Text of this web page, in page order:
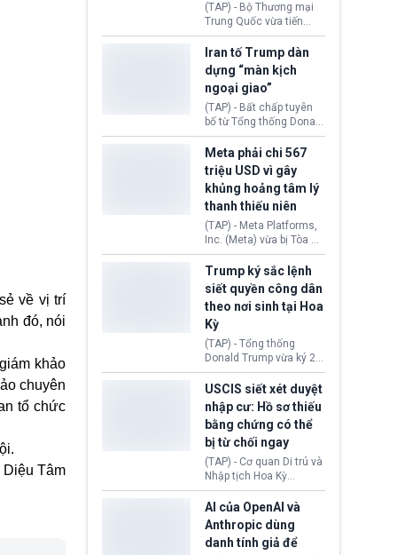
về vị trí
đó, nói
khảo
chuyên
tổ chức
Diệu Tâm
(TAP) - Bộ Thương mại
Trung Quốc vừa tiến
hành áp đặt lệnh trừng
phạt lên hàng loạt thực
thể và siết chặt kiểm
soát xuất khẩu máy bay
không người lái (UAV)
sang Hoa Kỳ. Động thái
này nhằm đáp trả các
biện pháp hạn chế
thương mại, áp thuế mới
cùng lệnh cấm công
nghệ gần đây từ phía
Washington.
Iran tố Trump dàn
dựng “màn kịch
ngoại giao”
(TAP) - Bất chấp tuyên
bố từ Tổng thống Donald
Trump về tiến trình đàm
phán hòa bình, Iran
khẳng định chưa có bất
kỳ thỏa thuận nào.
Tehran cho rằng, Hoa Kỳ
chỉ đang dàn dựng “màn
kịch ngoại giao” để xoa
dịu căng thẳng.
Meta phải chi 567
triệu USD vì gây
khủng hoảng tâm lý
thanh thiếu niên
(TAP) - Meta Platforms,
Inc. (Meta) vừa bị Tòa án
bang New Mexico yêu
cầu đóng góp 567 triệu
USD vào một quỹ khắc
phục hậu quả. Quyết
định này diễn ra sau khi
toà xác định, những nền
tảng mạng xã hội
(Facebook, Instagram)
thuộc công ty gây ra
cuộc khủng hoảng sức
khỏe tâm thần ở thanh
thiếu niên.
Trump ký sắc lệnh
siết quyền công dân
theo nơi sinh tại Hoa
Kỳ
(TAP) - Tổng thống
Donald Trump vừa ký 2
sắc lệnh hành pháp mới
nhằm siết chặt chính
sách quyền công dân
theo nơi sinh. Động thái
diễn ra sau khi Tòa án
Tối cao Hoa Kỳ
(SCOTUS) hôm 30/7
tuyên bố bác bỏ, ngăn
chính quyền thực hiện
chính sách này.
USCIS siết xét duyệt
nhập cư: Hồ sơ thiếu
bằng chứng có thể
bị từ chối ngay
(TAP) - Cơ quan Di trú và
Nhập tịch Hoa Kỳ
(USCIS) vừa thay đổi quy
trình xét duyệt hồ sơ
nhập cư, trao quyền cho
viên chức từ chối ngay
những đơn không chứng
AI của OpenAI và
Anthropic dùng
danh tính giả để